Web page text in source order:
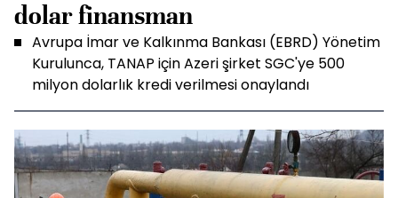
dolar finansman
Avrupa İmar ve Kalkınma Bankası (EBRD) Yönetim
Kurulunca, TANAP için Azeri şirket SGC'ye 500
milyon dolarlık kredi verilmesi onaylandı